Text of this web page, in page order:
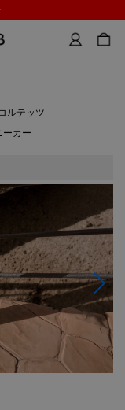
コルテッツ
ーカー